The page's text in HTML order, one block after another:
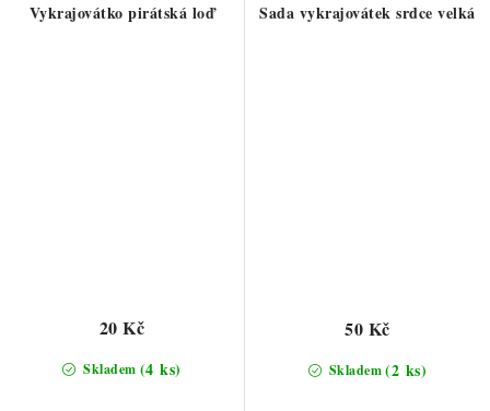
Vykrajovátko pirátská loď
Skladem (4 ks)
20 Kč
Sada vykrajovátek srdce velká
Skladem(2 ks)
50 Kč